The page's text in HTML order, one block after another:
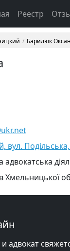
Реестр
Барилюк
вул. Подільська,
адвокатська
Хмельницької
адвокат